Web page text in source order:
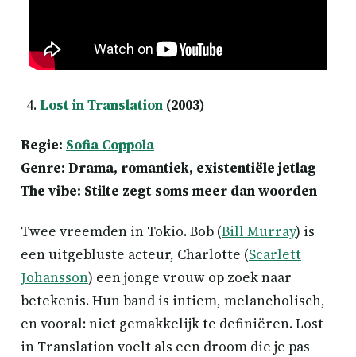
Lost in Translation (2003)
Regie: Sofia Coppola
Genre: Drama, romantiek, existentiële jetlag
The vibe: Stilte zegt soms meer dan woorden
Twee vreemden in Tokio. Bob (Bill Murray) is
een uitgebluste acteur, Charlotte (Scarlett
Johansson) een jonge vrouw op zoek naar
betekenis. Hun band is intiem, melancholisch,
en vooral: niet gemakkelijk te definiëren. Lost
in Translation voelt als een droom die je pas